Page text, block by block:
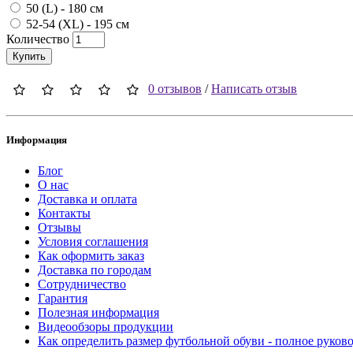
50 (L) - 180 см
52-54 (XL) - 195 см
Количество
Купить
0 отзывов /Написать отзыв
Информация
Блог
О нас
Доставка и оплата
Контакты
Отзывы
Условия соглашения
Как оформить заказ
Доставка по городам
Сотрудничество
Гарантия
Полезная информация
Видеообзоры продукции
Как определить размер футбольной обуви - полное